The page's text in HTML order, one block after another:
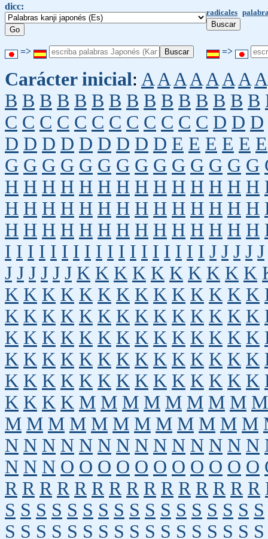
dicc:
radicales
=> =>
Carácter inicial: A A A A A A A A
B B B B B B B B B B B B B B B
C C C C C C C C C C C C D D D
D D D D D D D D D E E E E E E
G G G G G G G G G G G G G G
H H H H H H H H H H H H H H
H H H H H H H H H H H H H H
H H H H H H H H H H H H H H
I I I I I I I I I I I I I I I I I I J J J J J
J J J J J J K K K K K K K K K K
K K K K K K K K K K K K K K
K K K K K K K K K K K K K K
K K K K K K K K K K K K K K
K K K K K K K K K K K K K K
K K K K K K K K K K K K K K
K K K K M M M M M M M M M
M M M M M M M M M M M M
N N N N N N N N N N N N N N
N N N O O O O O O O O O O O
R R R R R R R R R R R R R R R
S S S S S S S S S S S S S S S S S
S S S S S S S S S S S S S S S S S